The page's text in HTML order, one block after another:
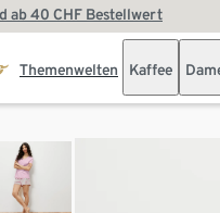
ab 40 CHF Bestellwert
Themenwelten Kaffee